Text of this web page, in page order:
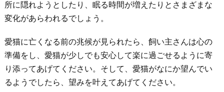
所に隠れようとしたり、眠る時間が増えたりとさまざまな
変化があらわれるでしょう。
愛猫に亡くなる前の兆候が見られたら、飼い主さんは心の
準備をし、愛猫が少しでも安心して楽に過ごせるように寄
り添ってあげてください。そして、愛猫がなにか望んでい
るようでしたら、望みを叶えてあげてください。